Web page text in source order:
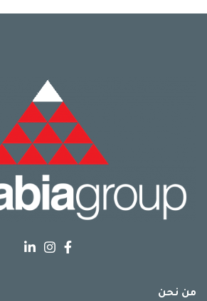
من نحن